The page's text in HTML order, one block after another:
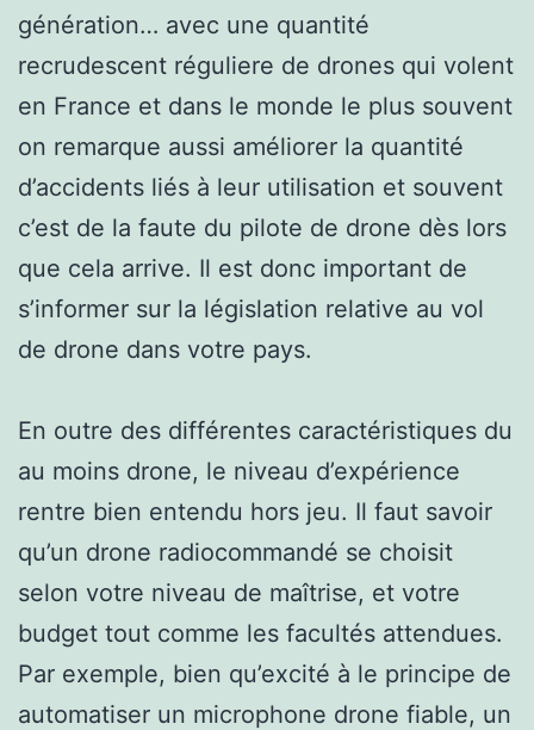
génération… avec une quantité
recrudescent réguliere de drones qui volent
en France et dans le monde le plus souvent
on remarque aussi améliorer la quantité
d’accidents liés à leur utilisation et souvent
c’est de la faute du pilote de drone dès lors
que cela arrive. Il est donc important de
s’informer sur la législation relative au vol
de drone dans votre pays.
En outre des différentes caractéristiques du
au moins drone, le niveau d’expérience
rentre bien entendu hors jeu. Il faut savoir
qu’un drone radiocommandé se choisit
selon votre niveau de maîtrise, et votre
budget tout comme les facultés attendues.
Par exemple, bien qu’excité à le principe de
automatiser un microphone drone fiable, un